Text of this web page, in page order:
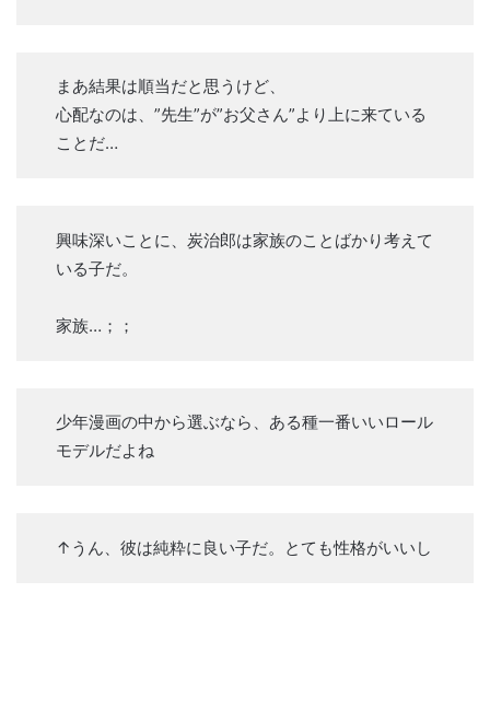
まあ結果は順当だと思うけど、
心配なのは、”先生”が”お父さん”より上に来ている
ことだ…
興味深いことに、炭治郎は家族のことばかり考えて
いる子だ。
家族…；；
少年漫画の中から選ぶなら、ある種一番いいロール
モデルだよね
↑うん、彼は純粋に良い子だ。とても性格がいいし